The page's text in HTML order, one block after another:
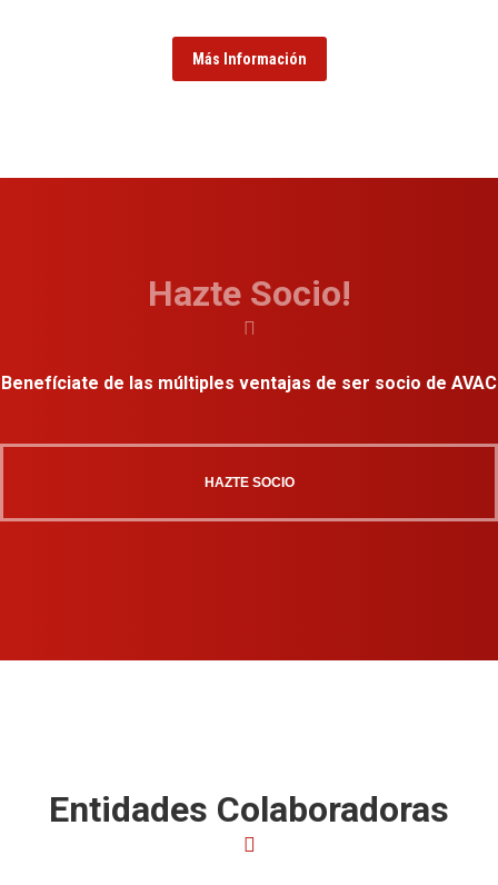
Más Información
Hazte Socio!
Benefíciate de las múltiples ventajas de ser socio de AVAC
HAZTE SOCIO
Entidades Colaboradoras